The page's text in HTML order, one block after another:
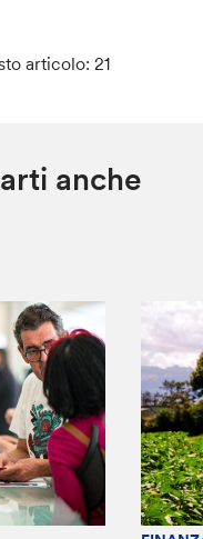
articolo: 21
anche